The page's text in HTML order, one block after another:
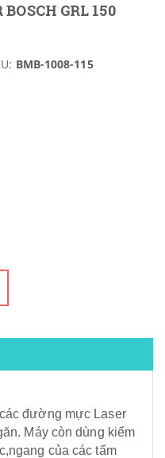
GRL 150
BMB-1008-115
đường mực Laser
Máy còn dùng kiểm
của các tấm